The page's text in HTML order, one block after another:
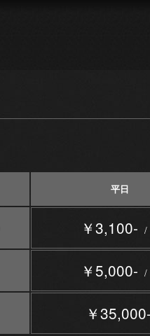
平日
￥3,100- /
￥5,000- /
￥